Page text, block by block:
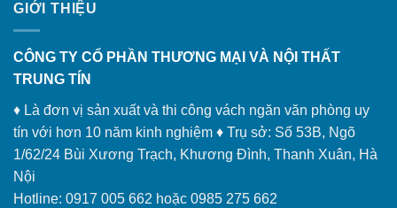
GIỚI THIỆU
CÔNG TY CỔ PHẦN THƯƠNG MẠI VÀ NỘI THẤT
TRUNG TÍN
♦ Là đơn vị sản xuất và thi công vách ngăn văn phòng uy
tín với hơn 10 năm kinh nghiệm ♦ Trụ sở: Số 53B, Ngõ
1/62/24 Bùi Xương Trạch, Khương Đình, Thanh Xuân, Hà
Nội
Hotline: 0917 005 662 hoặc 0985 275 662